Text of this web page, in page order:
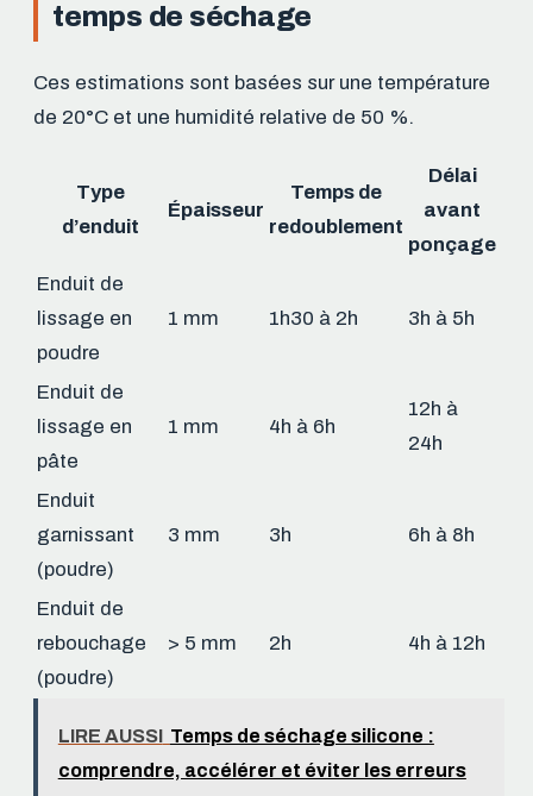
temps de séchage
Ces estimations sont basées sur une température
de 20°C et une humidité relative de 50 %.
Type
d’enduit
Épaisseur
Temps de
redoublement
Délai
avant
ponçage
Enduit de
lissage en
poudre
1 mm 1h30 à 2h 3h à 5h
Enduit de
lissage en
pâte
1 mm 4h à 6h
12h à
24h
Enduit
garnissant
(poudre)
3 mm 3h 6h à 8h
Enduit de
rebouchage
(poudre)
> 5 mm 2h 4h à 12h
LIRE AUSSI Temps de séchage silicone :
comprendre, accélérer et éviter les erreurs